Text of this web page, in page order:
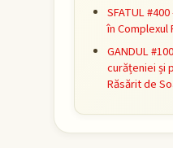
SFATUL
în Complexul
GANDUL
curățeniei și
Răsărit de